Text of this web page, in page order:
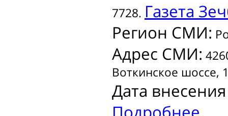
7728. Газета
Регион СМИ:
Адрес СМИ:
Воткинское шоссе,
Дата